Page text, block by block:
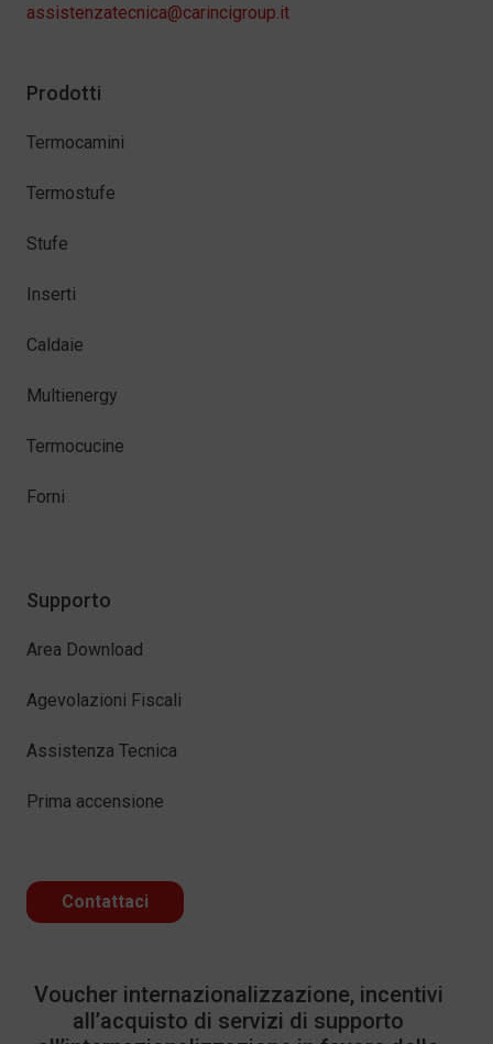
assistenzatecnica@carincigroup.it
Prodotti
Termocamini
Termostufe
Stufe
Inserti
Caldaie
Multienergy
Termocucine
Forni
Supporto
Area Download
Agevolazioni Fiscali
Assistenza Tecnica
Prima accensione
Contattaci
Voucher internazionalizzazione, incentivi
all’acquisto di servizi di supporto